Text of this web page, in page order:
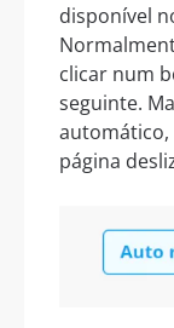
disponível
clicar num
seguinte.
automático,
página